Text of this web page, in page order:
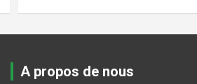
A propos de nous